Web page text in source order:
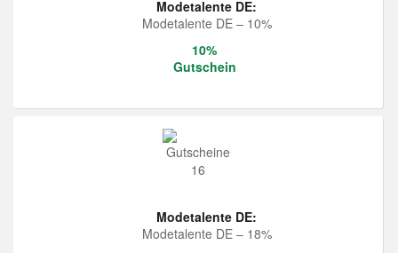
Modetalente DE:
Modetalente DE – 10%
10%
Gutschein
Modetalente DE:
Modetalente DE – 18%